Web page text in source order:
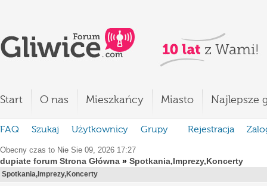
Start O nas Mieszkańcy Miasto Najlepsze
FAQ Szukaj Użytkownicy Grupy Rejestracja
Obecny czas to Nie Sie 09, 2026 17:27
dupiate forum Strona Główna » Spotkania,Imprezy,Koncerty
Spotkania,Imprezy,Koncerty